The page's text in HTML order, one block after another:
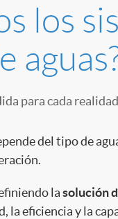
los
para cada
del tipo de
lasolución
eficiencia y la